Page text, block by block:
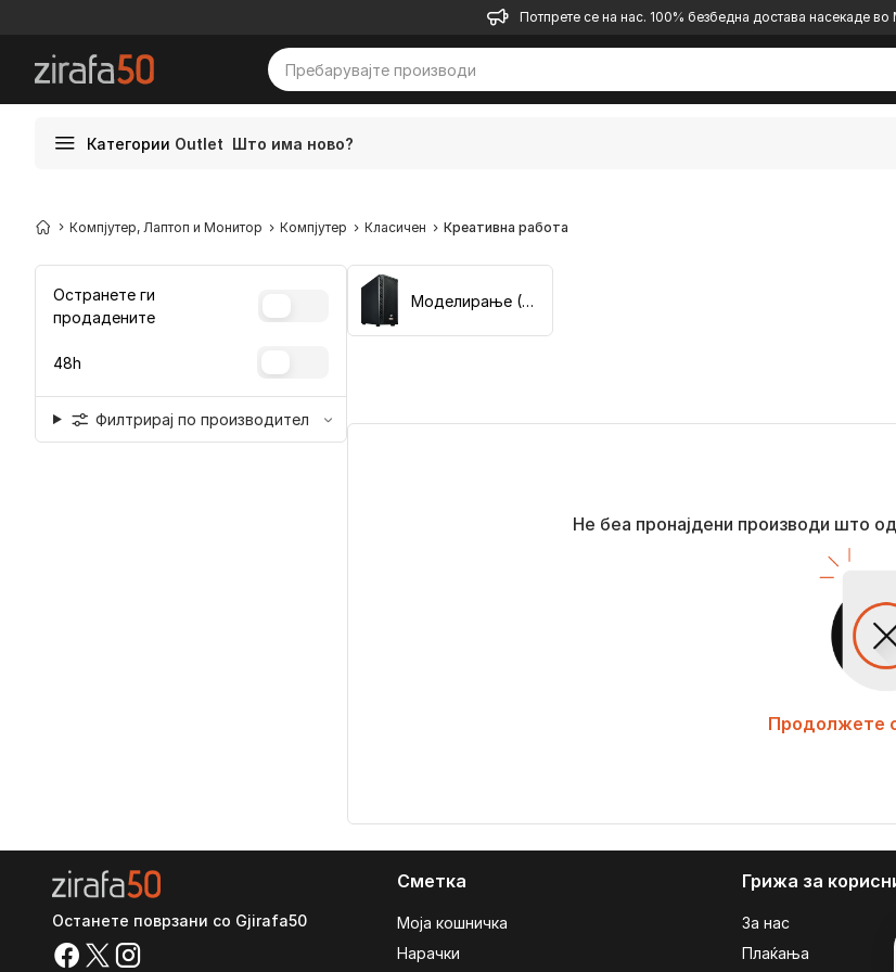
Потпрете се на нас. 100% безбедна достава насекаде во
Категории Outlet Што има ново?
Компјутер, Лаптоп и Монитор Компјутер Класичен Креативна работа
Остранете ги
продадените
48h
Филтрирај по производител
Моделирање (2D, 3D)
Не беа пронајдени производи што
Продолжете
Останете поврзани со Gjirafa50
Сметка
Моја кошничка
Нарачки
Грижа за
За нас
Плаќања